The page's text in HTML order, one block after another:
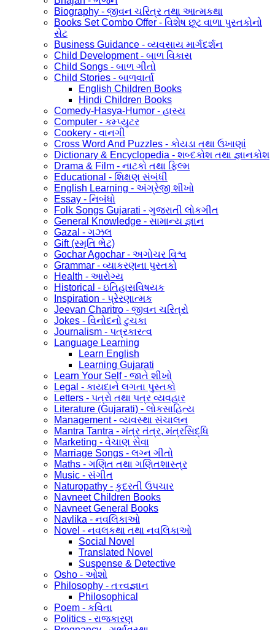
Biography - જીવન ચરિત્ર તથા આત્મકથા
Books Set Combo Offer - વિશેષ છૂટ વાળા પુસ્તકોનો
સેટ
Business Guidance - વ્યવસાય માર્ગદર્શન
Child Development - બાળ વિકાસ
Child Songs - બાળ ગીતો
Child Stories - બાળવાર્તા
English Children Books
Hindi Children Books
Comedy-Hasya-Humor - હાસ્ય
Computer - કમ્પ્યુટર
Cookery - વાનગી
Cross Word And Puzzles - કોયડા તથા ઉખાણાં
Dictionary & Encyclopedia - શબ્દકોશ તથા જ્ઞાનકોશ
Drama & Film - નાટકો તથા ફિલ્મ
Educational - શિક્ષણ સંબંધી
English Learning - અંગ્રેજી શીખો
Essay - નિબંધો
Folk Songs Gujarati - ગુજરાતી લોકગીત
General Knowledge - સામાન્ય જ્ઞાન
Gazal - ગઝલ
Gift (સ્મૃતિ ભેટ)
Gochar Agochar - અગોચર વિશ્વ
Grammar - વ્યાકરણના પુસ્તકો
Health - આરોગ્ય
Historical - ઇતિહાસવિષયક
Inspiration - પ્રેરણાત્મક
Jeevan Charitro - જીવન ચરિત્રો
Jokes - વિનોદનો ટુચકા
Journalism - પત્રકારત્વ
Language Learning
Learn English
Learning Gujarati
Learn Your Self - જાતે શીખો
Legal - કાયદાને લગતા પુસ્તકો
Letters - પત્રો તથા પત્ર વ્યવહાર
Literature (Gujarati) - લોકસાહિત્ય
Management - વ્યવસ્થા સંચાલન
Mantra Tantra - મંત્ર તંત્ર, મંત્રસિદ્ધિ
Marketing - વેચાણ સેવા
Marriage Songs - લગ્ન ગીતો
Maths - ગણિત તથા ગણિતશાસ્ત્ર
Music - સંગીત
Naturopathy - કુદરતી ઉપચાર
Navneet Children Books
Navneet General Books
Navlika - નવલિકાઓ
Novel - નવલકથા તથા નવલિકાઓ
Social Novel
Translated Novel
Suspense & Detective
Osho - ઓશો
Philosophy - તત્ત્વજ્ઞાન
Philosophical
Poem - કવિતા
Politics - રાજકારણ